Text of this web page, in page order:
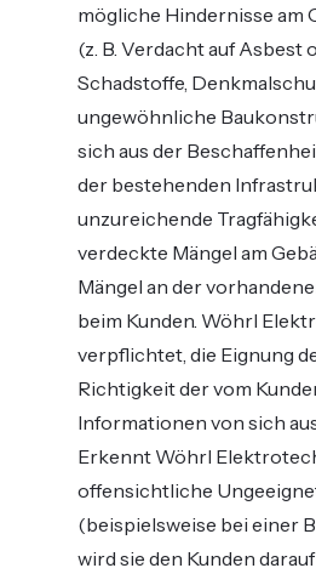
mögliche Hindernisse am
(z. B. Verdacht auf Asbest
Schadstoffe,
ungewöhnliche
sich aus der
der bestehenden
unzureichende
verdeckte Mängel am
Mängel an der
beim Kunden. Wöhrl
verpflichtet, die Eignung
Richtigkeit der vom
Informationen von sich
Erkennt Wöhrl
offensichtliche
(beispielsweise bei einer
wird sie den Kunden